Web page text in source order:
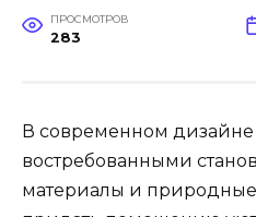
ПРОСМОТРОВ
283
В современном дизайне
востребованными
материалы и